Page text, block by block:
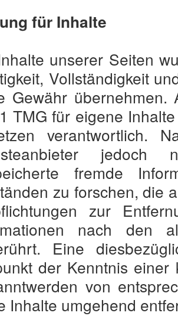
für Inhalte
unserer Seiten
Vollständigkeit
Gewähr
TMG für eigene
jedoch
fremde
zu forschen, die
zur
nach den
Eine
der Kenntnis einer
von
Inhalte umgehend